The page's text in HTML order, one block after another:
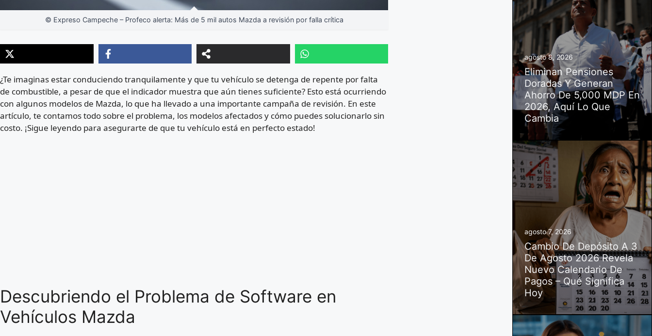
© Expreso Campeche – Profeco alerta: Más de 5 mil autos Mazda a revisión por falla crítica
¿Te imaginas estar conduciendo tranquilamente y que tu vehículo se detenga de repente por falta
de combustible, a pesar de que el indicador muestra que aún tienes suficiente? Esto está ocurriendo
con algunos modelos de Mazda, lo que ha llevado a una importante campaña de revisión. En este
artículo, te contamos todo sobre el problema, los modelos afectados y cómo puedes solucionarlo sin
costo. ¡Sigue leyendo para asegurarte de que tu vehículo está en perfecto estado!
Descubriendo el Problema de Software en
Vehículos Mazda
agosto 8, 2026
Eliminan Pensiones
Doradas Y Generan
Ahorro De 5,000 MDP En
2026, Aquí Lo Que
Cambia
agosto 7, 2026
Cambio De Depósito A 3
De Agosto 2026 Revela
Nuevo Calendario De
Pagos – Qué Significa
Hoy